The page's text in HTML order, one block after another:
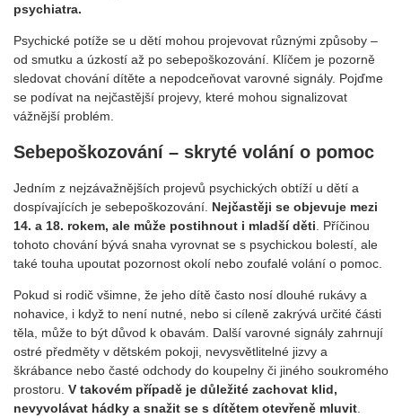
psychiatra.
Psychické potíže se u dětí mohou projevovat různými způsoby –
od smutku a úzkostí až po sebepoškozování. Klíčem je pozorně
sledovat chování dítěte a nepodceňovat varovné signály. Pojďme
se podívat na nejčastější projevy, které mohou signalizovat
vážnější problém.
Sebepoškozování – skryté volání o pomoc
Jedním z nejzávažnějších projevů psychických obtíží u dětí a
dospívajících je sebepoškozování. Nejčastěji se objevuje mezi
14. a 18. rokem, ale může postihnout i mladší děti . Příčinou
tohoto chování bývá snaha vyrovnat se s psychickou bolestí, ale
také touha upoutat pozornost okolí nebo zoufalé volání o pomoc.
Pokud si rodič všimne, že jeho dítě často nosí dlouhé rukávy a
nohavice, i když to není nutné, nebo si cíleně zakrývá určité části
těla, může to být důvod k obavám. Další varovné signály zahrnují
ostré předměty v dětském pokoji, nevysvětlitelné jizvy a
škrábance nebo časté odchody do koupelny či jiného soukromého
prostoru. V takovém případě je důležité zachovat klid,
nevyvolávat hádky a snažit se s dítětem otevřeně mluvit